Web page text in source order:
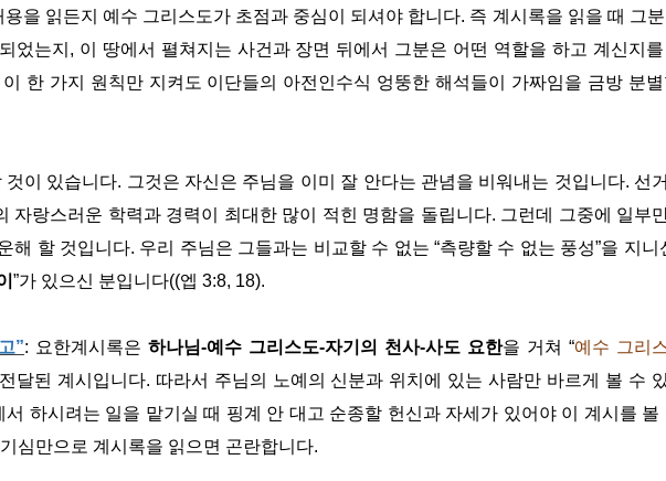
을 읽든지 예수 그리스도가 초점과 중심이 되셔야 합니다. 즉 계시록을 읽을 때 그분
었는지, 이 땅에서 펼쳐지는 사건과 장면 뒤에서 그분은 어떤 역할을 하고 계신지
한 가지 원칙만 지켜도 이단들의 아전인수식 엉뚱한 해석들이 가짜임을 금방 분
이 있습니다. 그것은 자신은 주님을 이미 잘 안다는 관념을 비워내는 것입니다. 선
자랑스러운 학력과 경력이 최대한 많이 적힌 명함을 돌립니다. 그런데 그중에 일부
해 할 것입니다. 우리 주님은 그들과는 비교할 수 없는 “측량할 수 없는 풍성”을 지니
”가 있으신 분입니다((엡 3:8, 18).
”: 요한계시록은 하나님-예수 그리스도-자기의 천사-사도 요한을 거쳐 “예수 그리
달된 계시입니다. 따라서 주님의 노예의 신분과 위치에 있는 사람만 바르게 볼 수
서 하시려는 일을 맡기실 때 핑계 안 대고 순종할 헌신과 자세가 있어야 이 계시를 볼
심만으로 계시록을 읽으면 곤란합니다.